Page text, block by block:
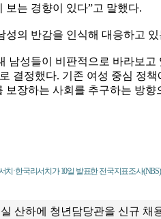
는 경향이 있다”고 말했다.
성의 반감을 인식해 대응하고
남성들이 비판적으로 바라보고
결정했다. 기존 여성 중심 정책
보장하는 사회를 추구하는 방향
·한국리서치가 10일 발표한 전국지표조사
산하에 청년담당관을 신규 채